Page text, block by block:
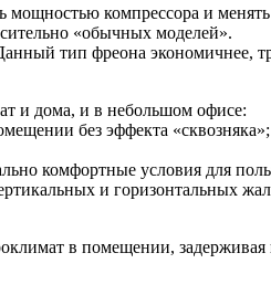
мощностью компрессора и
«обычных моделей».
тип фреона экономичнее,
и дома, и в небольшом офисе:
без эффекта «сквозняка»;
комфортные условия для
и горизонтальных
в помещении,